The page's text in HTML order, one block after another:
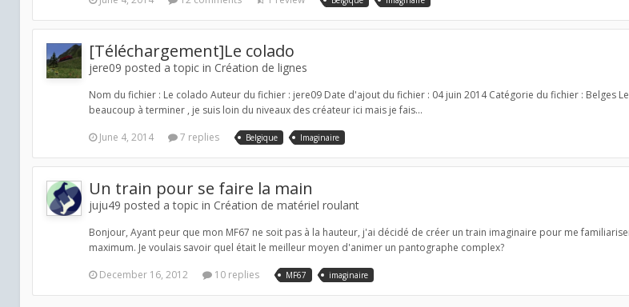
[Téléchargement]Le colado
jere09 posted a topic in Création de lignes
Nom du fichier : Le colado Auteur du fichier : jere09 Date d'ajout du fichier : 04 juin 2014 Catégorie du fichier : Belges
beaucoup à terminer , je suis loin du niveaux des créateur ici mais je fais...
June 4, 2014
7 replies Belgique Imaginaire
Un train pour se faire la main
juju49 posted a topic in Création de matériel roulant
Bonjour, Ayant peur que mon MF67 ne soit pas à la hauteur, j'ai décidé de créer un train imaginaire pour me
maximum. Je voulais savoir quel était le meilleur moyen d'animer un pantographe complex?
December 16, 2012
10 replies MF67 imaginaire